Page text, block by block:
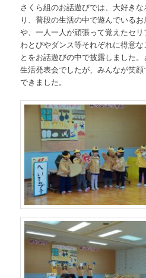
さくら組のお話遊びでは、大好き
り、普段の生活の中で遊んでいる
や、一人一人が頑張って覚えたセ
わとびやダンス等それぞれに得意
とをお話遊びの中で披露しました
生活発表会でしたが、みんなが笑
できました。